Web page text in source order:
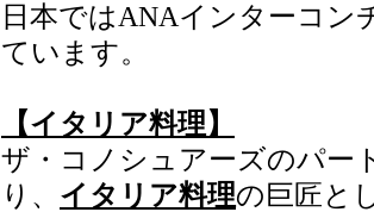
日本ではANAインターコン
ています。
【イタリア料理】
ザ・コノシュアーズのパー
り、 イタリア料理の巨匠と